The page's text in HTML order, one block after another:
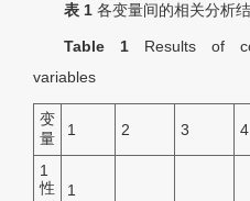
表 1 各变量间的相关分析
Table 1 Results of
variables
变
量
1 2 3 4
1
性
1